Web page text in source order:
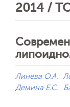
2014 /
Линева О.А.
Демина Е.С.